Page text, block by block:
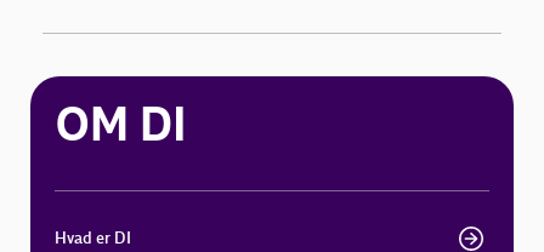
OM DI
Hvad er DI